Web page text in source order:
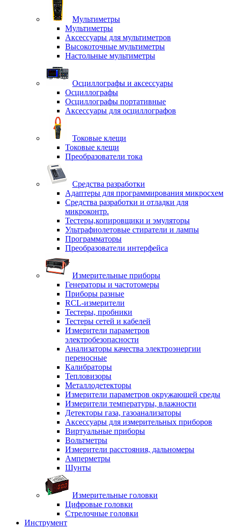
Мультиметры
Мультиметры
Аксессуары для мультиметров
Высокоточные мультиметры
Настольные мультиметры
Осциллографы и аксессуары
Осциллографы
Осциллографы портативные
Аксессуары для осциллографов
Токовые клещи
Токовые клещи
Преобразователи тока
Средства разработки
Адаптеры для программирования микросхем
Средства разработки и отладки для
микроконтр.
Тестеры,копировщики и эмуляторы
Ультрафиолетовые стиратели и лампы
Программаторы
Преобразователи интерфейса
Измерительные приборы
Генераторы и частотомеры
Приборы разные
RCL-измерители
Тестеры, пробники
Тестеры сетей и кабелей
Измерители параметров
электробезопасности
Анализаторы качества электроэнергии
переносные
Калибраторы
Тепловизоры
Металлодетекторы
Измерители параметров окружающей среды
Измерители температуры, влажности
Детекторы газа, газоанализаторы
Аксессуары для измерительных приборов
Виртуальные приборы
Вольтметры
Измерители расстояния, дальномеры
Амперметры
Шунты
Измерительные головки
Цифровые головки
Стрелочные головки
Инструмент